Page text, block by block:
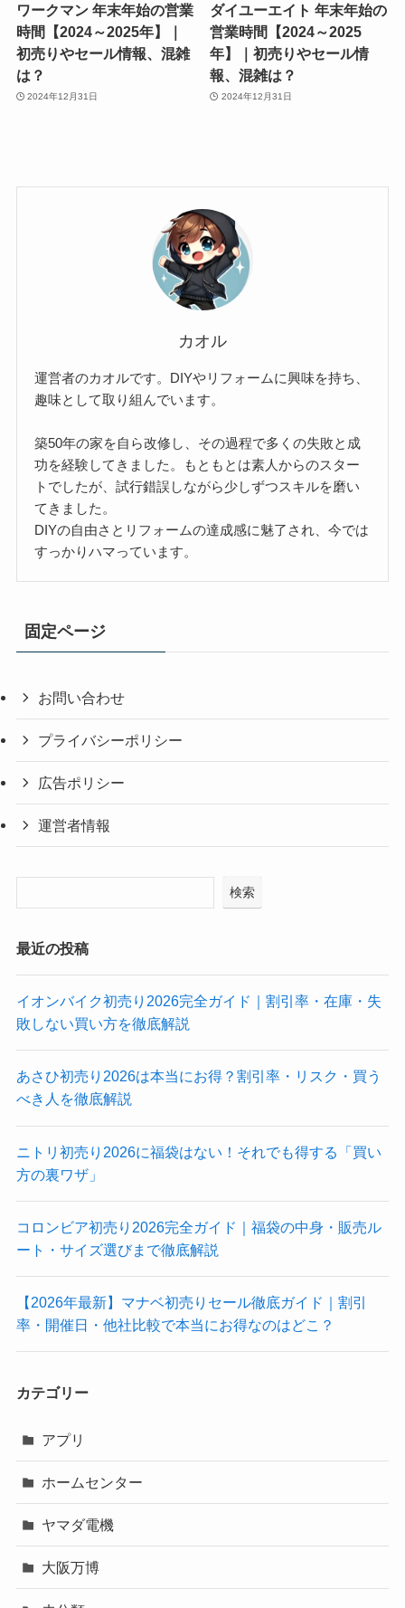
ワークマン 年末年始の営業
時間【2024～2025年】｜
初売りやセール情報、混雑
は？
2024年12月31日
ダイユーエイト 年末年始の
営業時間【2024～2025
年】｜初売りやセール情
報、混雑は？
2024年12月31日
カオル
運営者のカオルです。DIYやリフォームに興味を持ち、
趣味として取り組んでいます。
築50年の家を自ら改修し、その過程で多くの失敗と成
功を経験してきました。もともとは素人からのスター
トでしたが、試行錯誤しながら少しずつスキルを磨い
てきました。
DIYの自由さとリフォームの達成感に魅了され、今では
すっかりハマっています。
固定ページ
お問い合わせ
プライバシーポリシー
広告ポリシー
運営者情報
検索
最近の投稿
イオンバイク初売り2026完全ガイド｜割引率・在庫・失
敗しない買い方を徹底解説
あさひ初売り2026は本当にお得？割引率・リスク・買う
べき人を徹底解説
ニトリ初売り2026に福袋はない！それでも得する「買い
方の裏ワザ」
コロンビア初売り2026完全ガイド｜福袋の中身・販売ル
ート・サイズ選びまで徹底解説
【2026年最新】マナベ初売りセール徹底ガイド｜割引
率・開催日・他社比較で本当にお得なのはどこ？
カテゴリー
アプリ
ホームセンター
ヤマダ電機
大阪万博